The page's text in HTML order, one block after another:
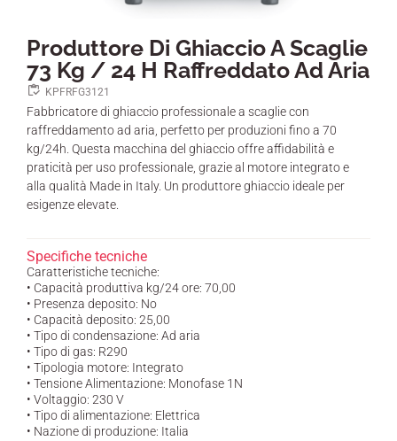
Produttore Di Ghiaccio A Scaglie
73 Kg / 24 H Raffreddato Ad Aria
KPFRFG3121
Fabbricatore di ghiaccio professionale a scaglie con
raffreddamento ad aria, perfetto per produzioni fino a 70
kg/24h. Questa macchina del ghiaccio offre affidabilità e
praticità per uso professionale, grazie al motore integrato e
alla qualità Made in Italy. Un produttore ghiaccio ideale per
esigenze elevate.
Specifiche tecniche
Caratteristiche tecniche:
• Capacità produttiva kg/24 ore: 70,00
• Presenza deposito: No
• Capacità deposito: 25,00
• Tipo di condensazione: Ad aria
• Tipo di gas: R290
• Tipologia motore: Integrato
• Tensione Alimentazione: Monofase 1N
• Voltaggio: 230 V
• Tipo di alimentazione: Elettrica
• Nazione di produzione: Italia